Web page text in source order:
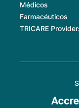
Médicos
Farmacéuticos
TRICARE